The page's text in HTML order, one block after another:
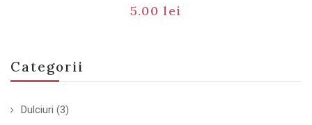
Categorii
Dulciuri (3)
5.00lei